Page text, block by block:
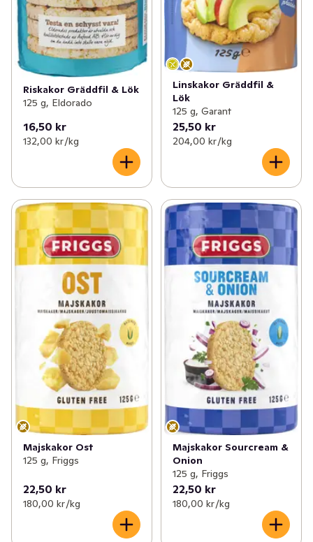
Riskakor Gräddfil & Lök
125 g, Eldorado
16,50 kr
132,00 kr /kg
Linskakor Gräddfil &
Lök
125 g, Garant
25,50 kr
204,00 kr /kg
Majskakor Ost
125 g, Friggs
22,50 kr
180,00 kr /kg
Majskakor Sourcream &
Onion
125 g, Friggs
22,50 kr
180,00 kr /kg